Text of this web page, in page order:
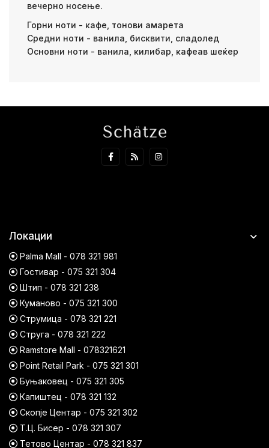
вечерно носење.
Горни ноти - кафе, тонови амарета
Средни ноти - ванила, бисквити, сладолед
Основни ноти - ванила, килибар, кафеав шеќер
Локации
Palma Mall - 078 321 981
Гостивар - 075 321 304
Штип - 078 321 238
Куманово - 075 321 300
Струмица - 078 321 221
Струга - 078 321 222
Ramstore Mall - 078321621
Point Retail Park - 075 321 301
Буњаковец - 075 321 305
Капиштец - 078 321 132
Скопје Центар - 075 321 302
Т.Ц. Бисер - 078 321 307
Тетово Центар - 078 321 837